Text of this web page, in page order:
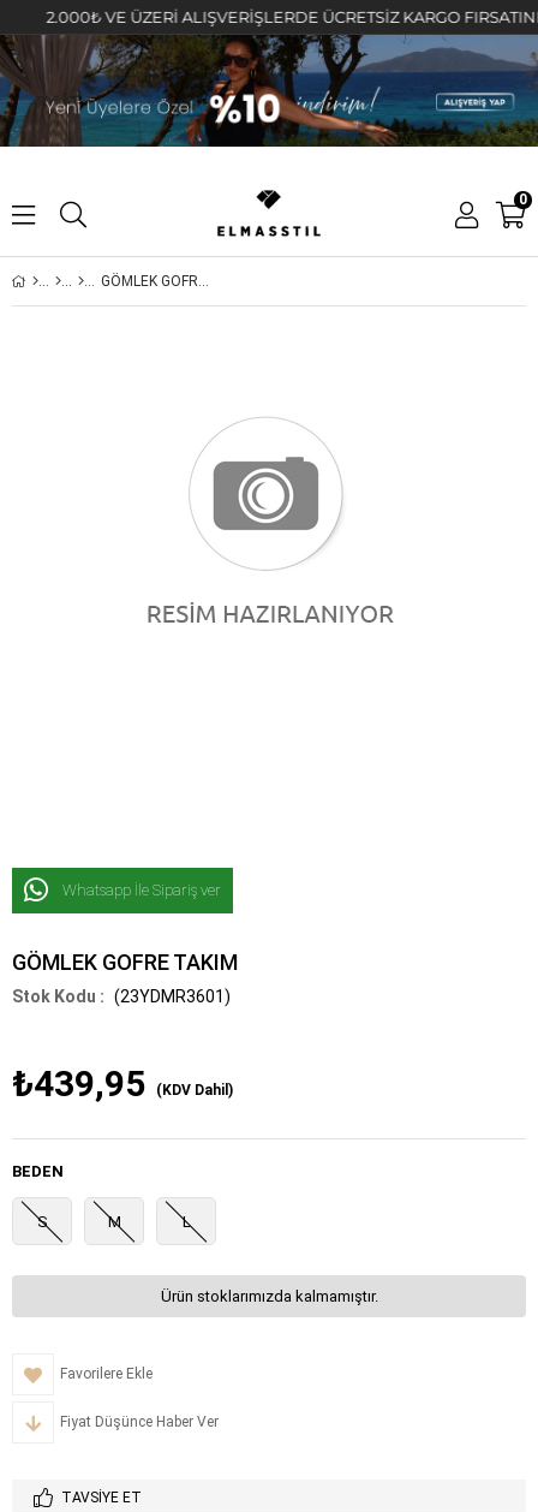
2.000₺ VE ÜZERİ ALIŞVERİŞLERDE ÜCRETSİZ KARGO FIRSATINI
0
GÖMLEK GOFRE TAKIM
Whatsapp İle Sipariş ver
GÖMLEK GOFRE TAKIM
(23YDMR3601)
₺439,95 (KDV Dahil)
BEDEN
S M L
Ürün stoklarımızda kalmamıştır.
Favorilere Ekle
Fiyat Düşünce Haber Ver
TAVSIYE ET